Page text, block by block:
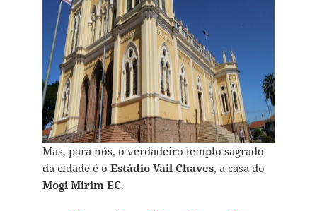
Mas, para nós, o verdadeiro templo sagrado
da cidade é o Estádio Vail Chaves, a casa do
Mogi Mirim EC.